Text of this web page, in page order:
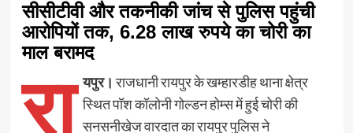
सीसीटीवी और तकनीकी जांच से पुलिस पहुंची
आरोपियों तक, 6.28 लाख रुपये का चोरी का
माल बरामद
रा यपुर। राजधानी रायपुर के खम्हारडीह थाना क्षेत्र
स्थित पॉश कॉलोनी गोल्डन होम्स में हुई चोरी की
सनसनीखेज वारदात का रायपुर पुलिस ने